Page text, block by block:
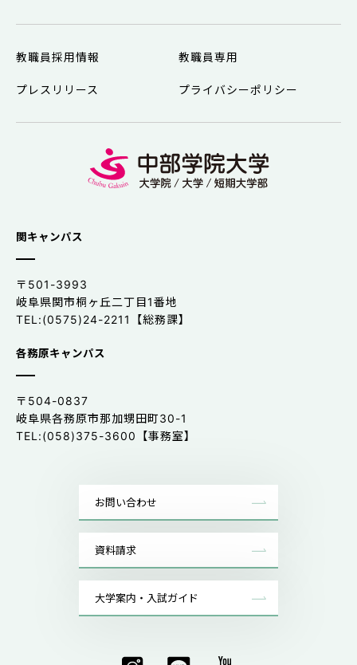
関キャンパス
〒501-3993
岐阜県関市桐ヶ丘二丁目1番地
TEL:(0575)24-2211【総務課】
各務原キャンパス
〒504-0837
岐阜県各務原市那加甥田町30-1
TEL:(058)375-3600【事務室】
教職員採用情報 教職員専用
プレスリリース プライバシーポリシー
お問い合わせ
資料請求
大学案内・入試ガイド